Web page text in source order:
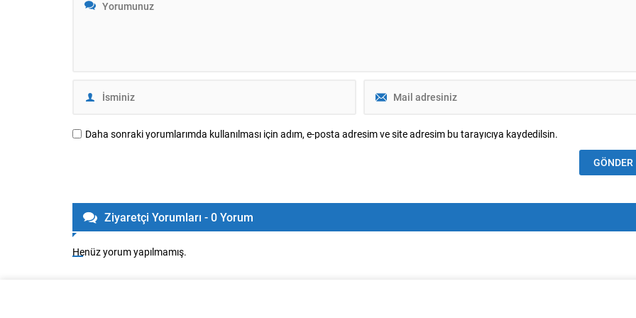
Daha sonraki yorumlarımda kullanılması için adım, e-posta adresim ve site adresim bu tarayıcıya kaydedilsin.
Ziyaretçi Yorumları - 0 Yorum
Henüz yorum yapılmamış.